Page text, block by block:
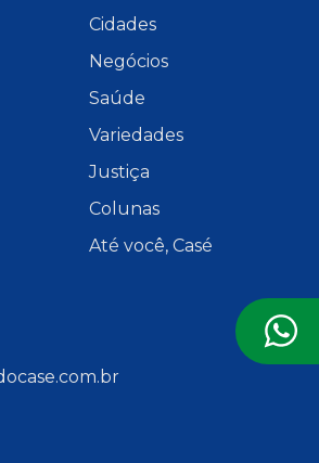
Cidades
Negócios
Saúde
Variedades
Justiça
Colunas
Até você, Casé